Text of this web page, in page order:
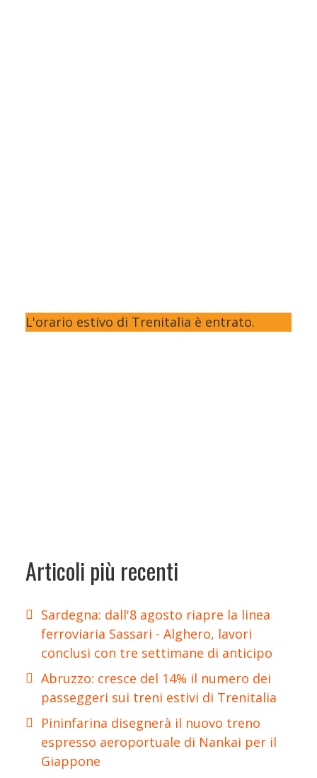
L'orario estivo di Trenitalia è entrato.
Articoli più recenti
Sardegna: dall'8 agosto riapre la linea
ferroviaria Sassari - Alghero, lavori
conclusi con tre settimane di anticipo
Abruzzo: cresce del 14% il numero dei
passeggeri sui treni estivi di Trenitalia
Pininfarina disegnerà il nuovo treno
espresso aeroportuale di Nankai per il
Giappone